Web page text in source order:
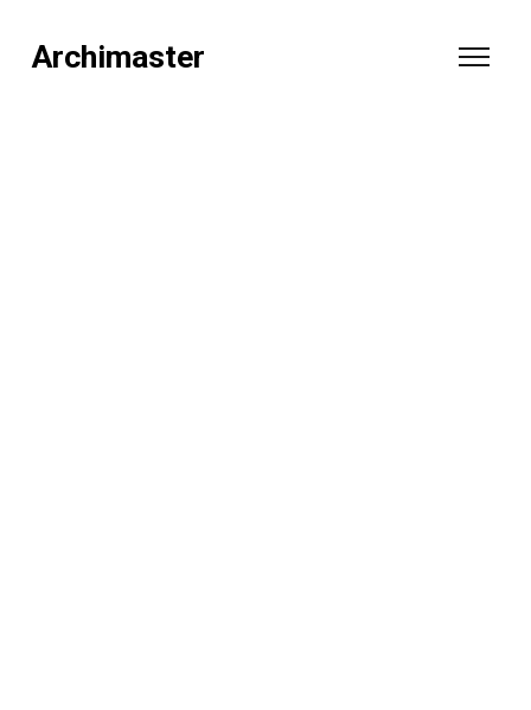
Archimaster